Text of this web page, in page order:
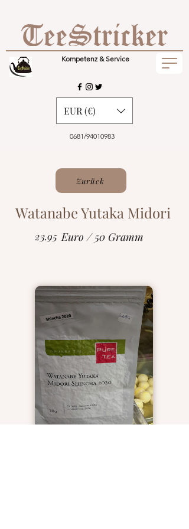
Kompetenz & Service
0681/94010983
EUR (€)
Zurück
Watanabe Yutaka Midori
23.95 Euro / 50 Gramm